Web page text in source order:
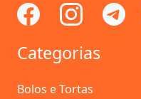
Categorias
Bolos e Tortas